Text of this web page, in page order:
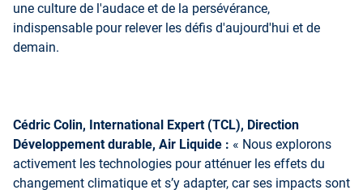
une culture de l'audace et de la persévérance,
indispensable pour relever les défis d'aujourd'hui et de
demain.
Cédric Colin, International Expert (TCL), Direction
Développement durable, Air Liquide : « Nous explorons
activement les technologies pour atténuer les effets du
changement climatique et s’y adapter, car ses impacts sont